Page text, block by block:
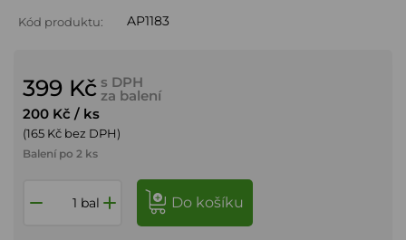
Kód produktu: AP1183
399 Kč s DPH
za balení
200 Kč / ks
(165 Kč bez DPH)
Balení po 2 ks
bal do košíku